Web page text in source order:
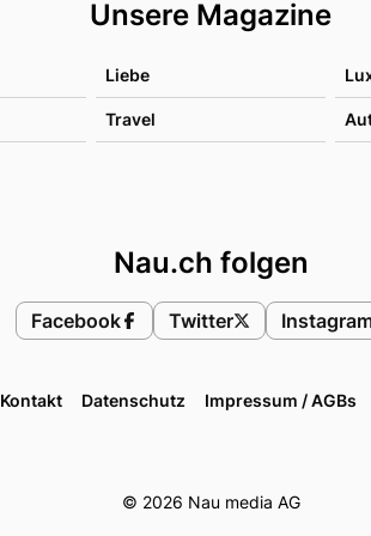
Unsere Magazine
Liebe
Travel
Nau.ch folgen
Facebook Twitter
Kontakt Datenschutz Impressum / AGBs
© 2026 Nau media AG